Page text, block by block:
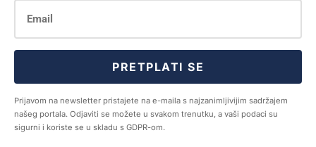
PRETPLATI SE
Prijavom na newsletter pristajete na e-maila s najzanimljivijim sadržajem
našeg portala. Odjaviti se možete u svakom trenutku, a vaši podaci su
sigurni i koriste se u skladu s GDPR-om.